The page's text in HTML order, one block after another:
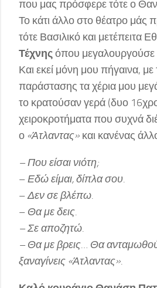
που μας πρόσφερε τότε ο
Το κάτι άλλο στο θέατρο μάς
τότε Βασιλικό και μετέπειτα
Τέχνηςόπου
Και εκεί μόνη μου πήγαινα,
παράστασης τα χέρια μου
το κρατούσαν γερά (δυο
χειροκροτήματα που συχνά
ο «Άτλαντας» και κανένας
– Που είσαι νιότη;
–Εδώ είμαι, δίπλα σου.
–Δεν σε βλέπω.
– Θα με δεις.
– Σε αποζητώ.
– Θα με βρεις… Θα
ξαναγίνεις «Άτλαντας».